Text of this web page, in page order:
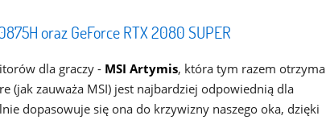
oraz GeForce RTX 2080 SUPER
dla graczy - MSI Artymis, która tym razem otrzyma
(jak zauważa MSI) jest najbardziej odpowiednią dla
dopasowuje się ona do krzywizny naszego oka, dzięki